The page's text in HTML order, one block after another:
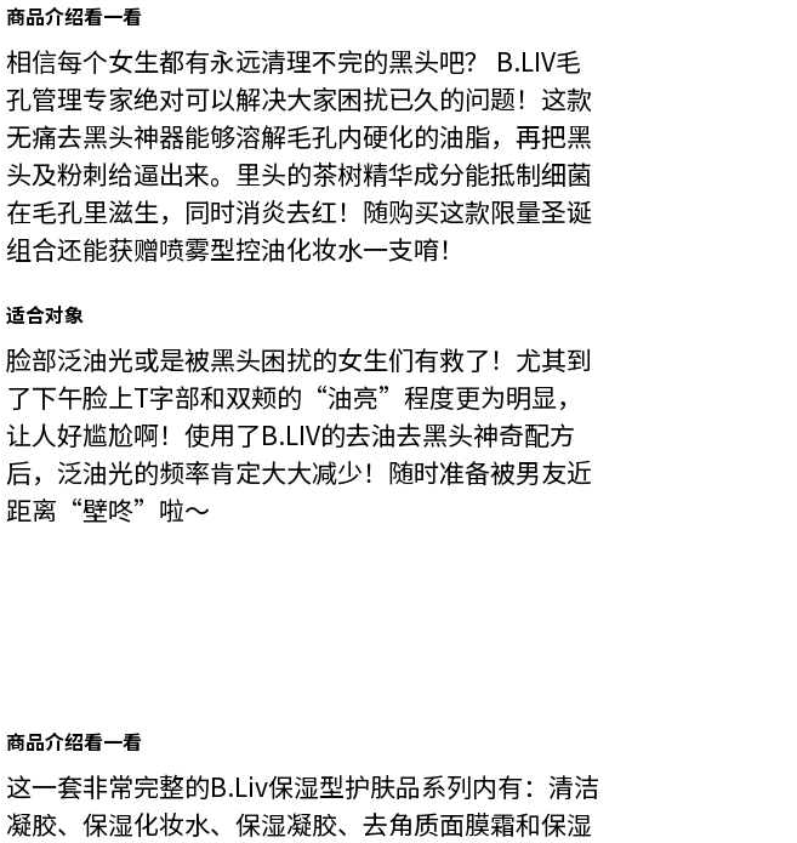
商品介绍看一看
相信每个女生都有永远清理不完的黑头吧？ B.LIV毛
孔管理专家绝对可以解决大家困扰已久的问题！这款
无痛去黑头神器能够溶解毛孔内硬化的油脂，再把黑
头及粉刺给逼出来。里头的茶树精华成分能抵制细菌
在毛孔里滋生，同时消炎去红！随购买这款限量圣诞
组合还能获赠喷雾型控油化妆水一支唷！
适合对象
脸部泛油光或是被黑头困扰的女生们有救了！尤其到
了下午脸上T字部和双颊的“油亮”程度更为明显，
让人好尴尬啊！使用了B.LIV的去油去黑头神奇配方
后，泛油光的频率肯定大大减少！随时准备被男友近
距离“壁咚”啦～
商品介绍看一看
这一套非常完整的B.Liv保湿型护肤品系列内有：清洁
凝胶、保湿化妆水、保湿凝胶、去角质面膜霜和保湿